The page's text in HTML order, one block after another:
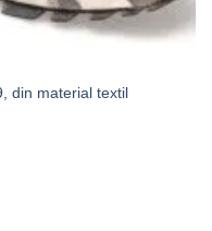
din material textil